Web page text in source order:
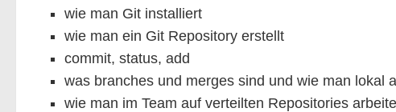
wie man Git installiert
wie man ein Git Repository erstellt
commit, status, add
was branches und merges sind und wie man lokal
wie man im Team auf verteilten Repositories